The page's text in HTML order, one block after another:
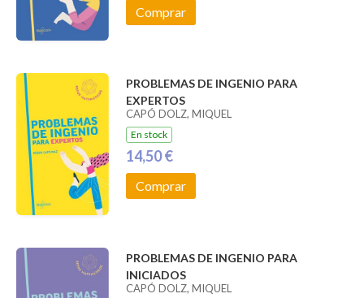
Comprar
PROBLEMAS DE INGENIO PARA
EXPERTOS
CAPÓ DOLZ, MIQUEL
En stock
14,50 €
Comprar
PROBLEMAS DE INGENIO PARA
INICIADOS
CAPÓ DOLZ, MIQUEL